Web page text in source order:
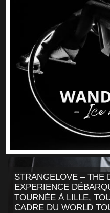
STRANGELOVE – THE
EXPERIENCE
TOURNÉE À LILLE,
CADRE DU WORLD